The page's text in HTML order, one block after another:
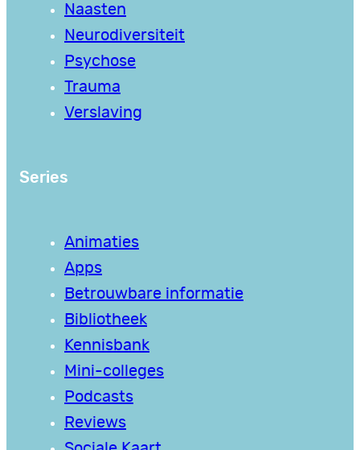
Naasten
Neurodiversiteit
Psychose
Trauma
Verslaving
Series
Animaties
Apps
Betrouwbare informatie
Bibliotheek
Kennisbank
Mini-colleges
Podcasts
Reviews